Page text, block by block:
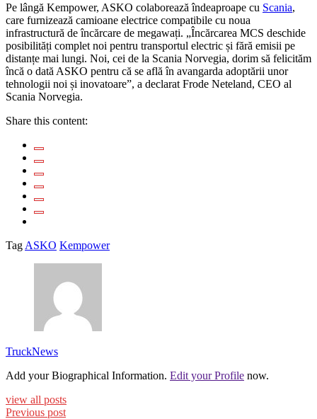
Pe lângă Kempower, ASKO colaborează îndeaproape cu Scania,
care furnizează camioane electrice compatibile cu noua
infrastructură de încărcare de megawați. „Încărcarea MCS deschide
posibilități complet noi pentru transportul electric și fără emisii pe
distanțe mai lungi. Noi, cei de la Scania Norvegia, dorim să felicităm
încă o dată ASKO pentru că se află în avangarda adoptării unor
tehnologii noi și inovatoare”, a declarat Frode Neteland, CEO al
Scania Norvegia.
Share this content:
Tag ASKO Kempower
TruckNews
Add your Biographical Information. Edit your Profile now.
view all posts
Previous post